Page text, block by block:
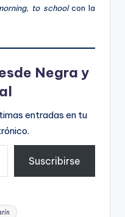
to schoolcon la
Negra y
entradas en tu
Suscribirse